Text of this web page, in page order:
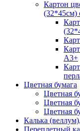
Картон
(32*45см)
А3+
Цветная бумага
Цветная
Цветная
Цветная
Калька
Переплетный